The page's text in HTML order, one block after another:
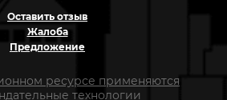
Оставить отзыв
Жалоба
Предложение
ресурсе применяются
технологии